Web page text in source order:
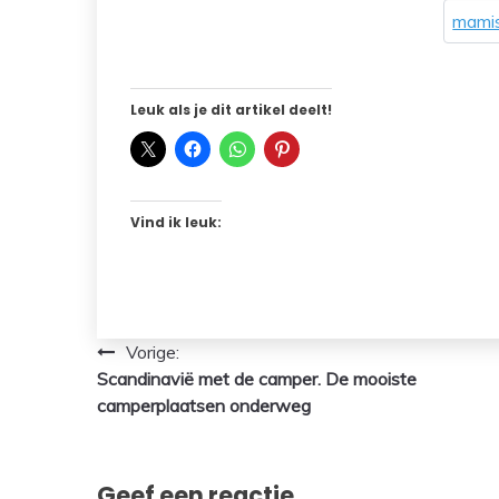
Leuk als je dit artikel deelt!
Vind ik leuk:
Bericht
navigatie
Vorige:
Scandinavië met de camper. De mooiste
camperplaatsen onderweg